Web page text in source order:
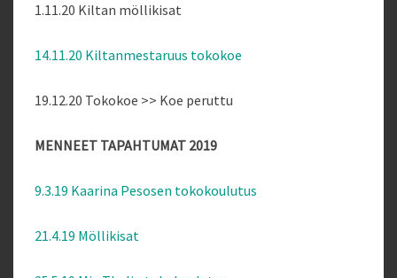
1.11.20 Kiltan möllikisat
14.11.20 Kiltanmestaruus tokokoe
19.12.20 Tokokoe >> Koe peruttu
MENNEET TAPAHTUMAT 2019
9.3.19 Kaarina Pesosen tokokoulutus
21.4.19 Möllikisat